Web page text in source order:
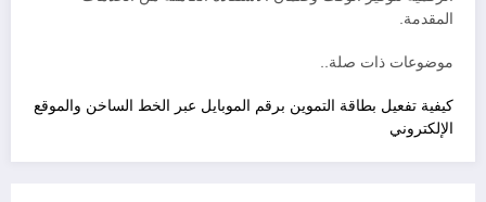
المقدمة.
موضوعات ذات صلة..
كيفية تفعيل بطاقة التموين برقم الموبايل عبر الخط الساخن والموقع
الإلكتروني